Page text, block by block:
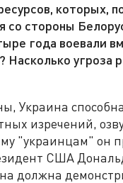
которых,
со стороны
года воевали
угроза
Украина
изречений,
"украинцам" он
США
должна